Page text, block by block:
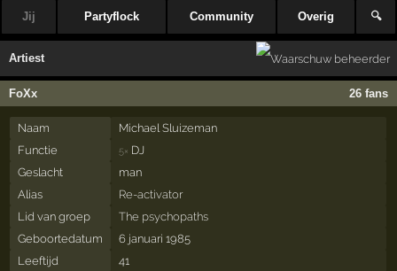
Jij Partyflock Community Overig 🔍
Artiest
FoXx 26 fans
Naam
Michael Sluizeman
Functie
5× DJ
Geslacht
man
Alias
Re-activator
Lid van groep
The psychopaths
Geboortedatum
6 januari 1985
Leeftijd
41